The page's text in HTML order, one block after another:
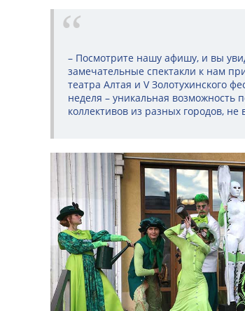
– Посмотрите нашу афишу, и вы
замечательные спектакли к нам
театра Алтая и V Золотухинского
неделя – уникальная возможность
коллективов из разных городов,